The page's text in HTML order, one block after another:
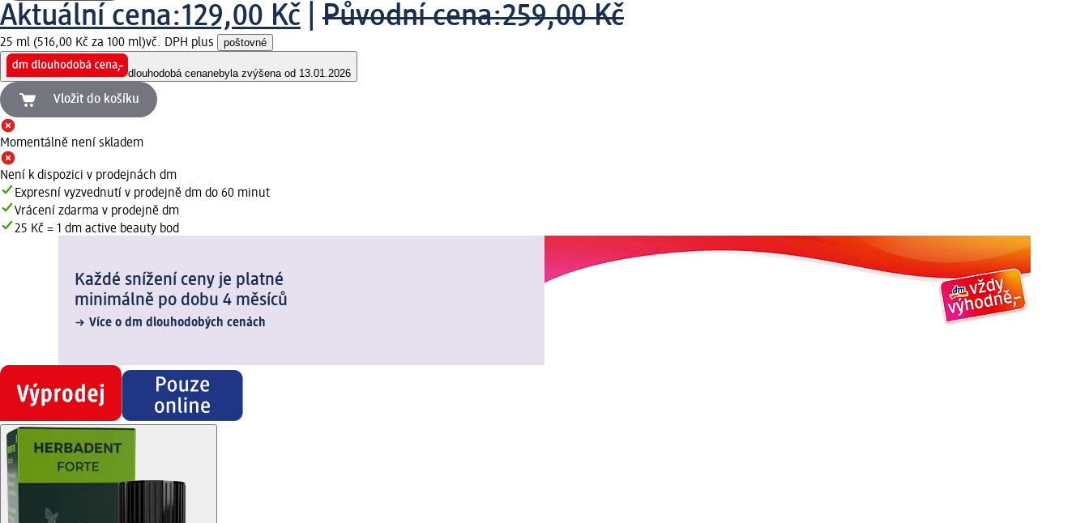
Aktuální cena:129,00 Kč Původní cena:259,00 Kč
25 ml (516,00 Kč za 100 ml)vč. DPH plus poštovné
dlouhodobá cenanebyla zvýšena od 13.01.2026
Vložit do košíku
Momentálně není skladem
Není k dispozici v prodejnách dm
Expresní vyzvednutí v prodejně dm do 60 minut
Vrácení zdarma v prodejně dm
25 Kč = 1 dm active beauty bod
Každé snížení ceny je platné
minimálně po dobu 4 měsíců
Více o dm dlouhodobých cenách